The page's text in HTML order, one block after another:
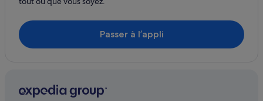
Kuta : Hôtels capsule
Kuta : hôtels Hôtels avec climatisation
Kuta : hôtels Hôtels de plage
Passer à l’appli